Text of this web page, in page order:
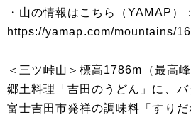
・山の情報はこちら（YAMAP）：
https://yamap.com/mountains/
＜三ツ峠山＞標高1786m（最高
郷土料理「吉田のうどん」に、バ
富士吉田市発祥の調味料「すり